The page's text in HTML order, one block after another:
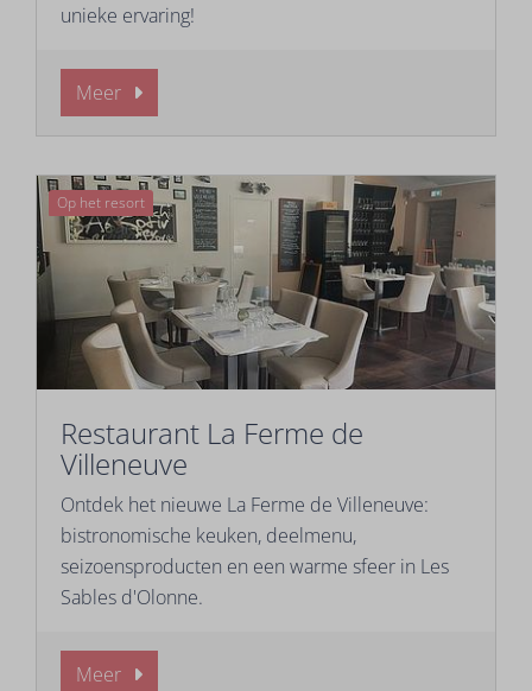
unieke ervaring!
Meer
Op het resort
Restaurant La Ferme de
Villeneuve
Ontdek het nieuwe La Ferme de Villeneuve:
bistronomische keuken, deelmenu,
seizoensproducten en een warme sfeer in Les
Sables d'Olonne.
Meer